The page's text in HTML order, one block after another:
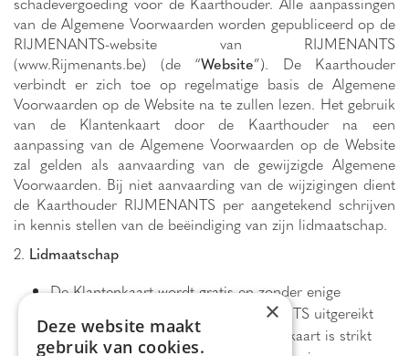
van de Algemene Voorwaarden worden gepubliceerd op de
RIJMENANTS-website van RIJMENANTS
(www.Rijmenants.be) (de “Website”). De Kaarthouder
verbindt er zich toe op regelmatige basis de Algemene
Voorwaarden op de Website na te zullen lezen. Het gebruik
van de Klantenkaart door de Kaarthouder na een
aanpassing van de Algemene Voorwaarden op de Website
zal gelden als aanvaarding van de gewijzigde Algemene
Voorwaarden. Bij niet aanvaarding van de wijzigingen dient
de Kaarthouder RIJMENANTS per aangetekend schrijven
in kennis stellen van de beëindiging van zijn lidmaatschap.
2. Lidmaatschap
De Klantenkaart wordt gratis en zonder enige
aankoopverplichting door RIJMENANTS uitgereikt
aan natuurlijke personen. De Klantenkaart is strikt
×
Deze website maakt
gebruik van cookies.